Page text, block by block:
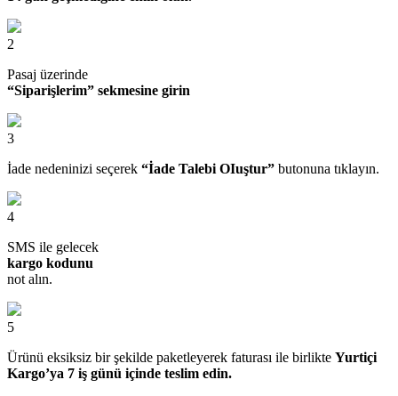
2
Pasaj üzerinde
“Siparişlerim” sekmesine girin
3
İade nedeninizi seçerek “İade Talebi OIuştur” butonuna tıklayın.
4
SMS ile gelecek
kargo kodunu
not alın.
5
Ürünü eksiksiz bir şekilde paketleyerek faturası ile birlikte Yurtiçi
Kargo’ya 7 iş günü içinde teslim edin.